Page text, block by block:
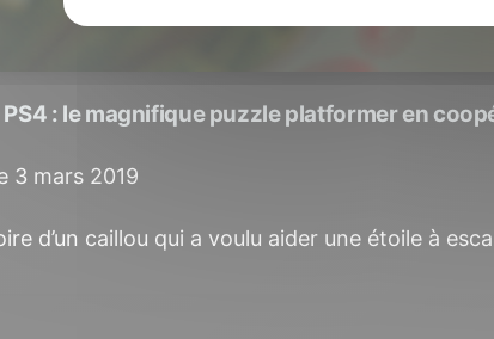
PS4 : le magnifique puzzle platformer en
3 mars 2019
d’un caillou qui a voulu aider une étoile à